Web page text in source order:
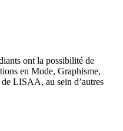
ont la possibilité de
en Mode, Graphisme,
LISAA, au sein d’autres